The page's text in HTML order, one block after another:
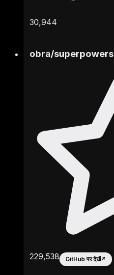
30,944
obra/superpowers
229,538 GitHub पर देखें↗